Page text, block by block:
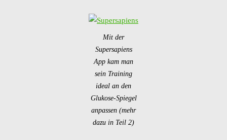
Mit der
Supersapiens
App kam man
sein Training
ideal an den
Glukose-Spiegel
anpassen (mehr
dazu in Teil 2)